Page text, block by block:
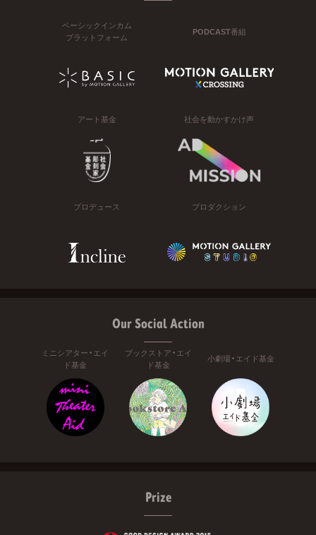
ベーシックインカム
プラットフォーム
PODCAST番組
アート基金 社会を動かすかけ声
プロデュース プロダクション
Our Social Action
ミニシアター・エイ
ド基金
ブックストア・エイ
ド基金
小劇場・エイド基金
Prize